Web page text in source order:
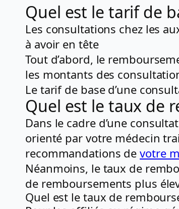
Quel est le tarif de
Les consultations chez les
à avoir en tête
Tout d’abord, le
les montants des
Le tarif de base d’une
Quel est le taux de
Dans le cadre d’une
orienté par votre médecin
recommandations devotre
Néanmoins, le taux de
de remboursements plus
Quel est le taux de